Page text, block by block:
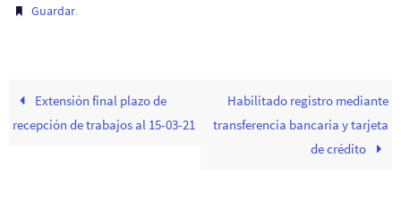
Guardar.
Extensión final plazo de
recepción de trabajos al 15-03-21
Habilitado registro mediante
transferencia bancaria y tarjeta
de crédito